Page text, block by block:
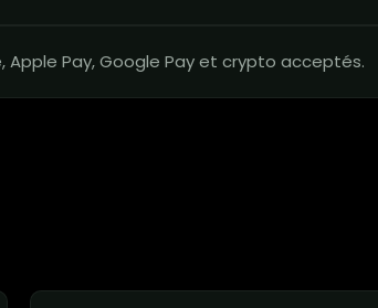
Apple Pay, Google Pay et crypto acceptés.